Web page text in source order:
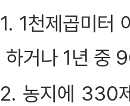
1. 1천제곱미터
하거나 1년 중
2. 농지에 330